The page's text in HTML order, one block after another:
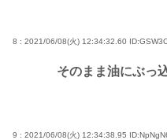
8 : 2021/06/08(火) 12:34:32.60
そのまま油にぶっ
9 : 2021/06/08(火) 12:34:38.95